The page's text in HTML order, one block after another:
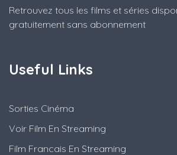
Retrouvez tous les films et séries
gratuitement sans abonnement
Useful Links
Sorties Cinéma
Voir Film En Streaming
Film Francais En Streaming